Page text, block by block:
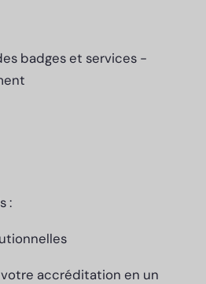
badges et services -
:
votre accréditation en un